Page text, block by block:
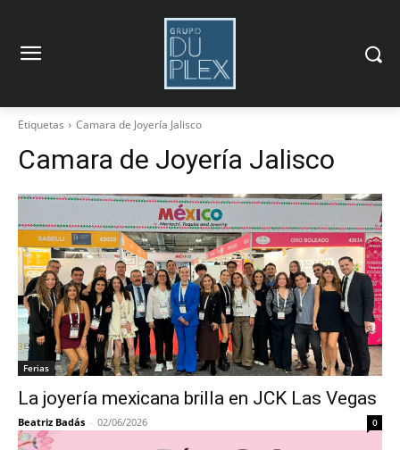
Etiquetas Camara de Joyería Jalisco
Camara de Joyería Jalisco
Ferias
La joyería mexicana brilla en JCK Las Vegas
Beatriz Badás - 02/06/2026 0